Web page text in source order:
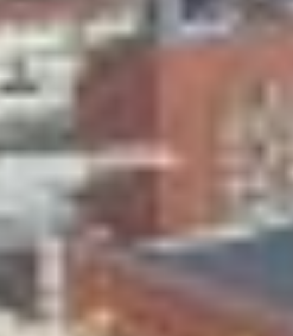
Skeittihalli
Varhaiskasvatus
Ateria- ja välipalamaksut
Mämminiemi
Taideapteekki